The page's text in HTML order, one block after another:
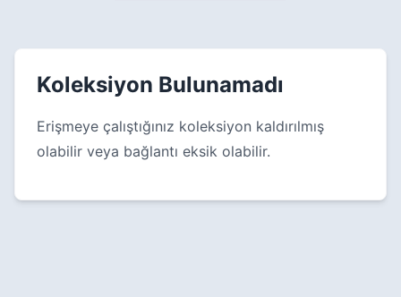
Koleksiyon Bulunamadı
Erişmeye çalıştığınız koleksiyon kaldırılmış
olabilir veya bağlantı eksik olabilir.